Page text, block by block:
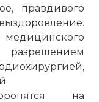
правдивого
на